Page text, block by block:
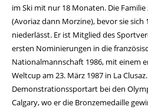
im Ski mit nur 18 Monaten. Die
(Avoriaz dann Morzine), bevor sie sich
niederlässt. Er ist Mitglied des
ersten Nominierungen in die
Nationalmannschaft 1986, mit einem
Weltcup am 23. März 1987 in La
Demonstrationssportart bei den
Calgary, wo er die Bronzemedaille